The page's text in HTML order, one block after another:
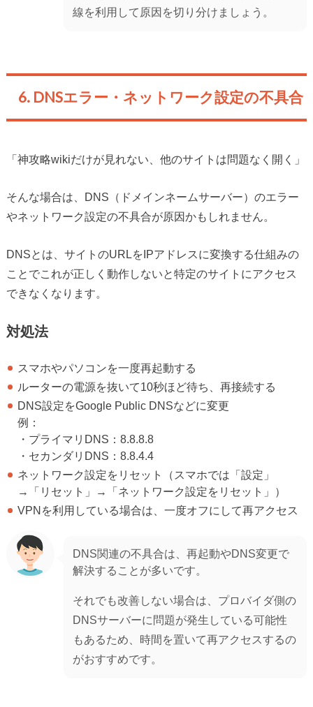
線を利用して原因を切り分けましょう。
6. DNSエラー・ネットワーク設定の不具合
「神攻略wikiだけが見れない、他のサイトは問題なく開く」
そんな場合は、DNS（ドメインネームサーバー）のエラー
やネットワーク設定の不具合が原因かもしれません。
DNSとは、サイトのURLをIPアドレスに変換する仕組みの
ことでこれが正しく動作しないと特定のサイトにアクセス
できなくなります。
対処法
スマホやパソコンを一度再起動する
ルーターの電源を抜いて10秒ほど待ち、再接続する
DNS設定をGoogle Public DNSなどに変更
例：
・プライマリDNS：8.8.8.8
・セカンダリDNS：8.8.4.4
ネットワーク設定をリセット（スマホでは「設定」
→「リセット」→「ネットワーク設定をリセット」）
VPNを利用している場合は、一度オフにして再アクセス
DNS関連の不具合は、再起動やDNS変更で
解決することが多いです。
それでも改善しない場合は、プロバイダ側の
DNSサーバーに問題が発生している可能性
もあるため、時間を置いて再アクセスするの
がおすすめです。